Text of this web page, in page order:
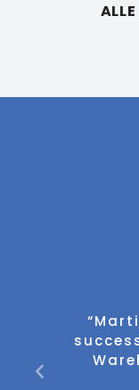
has been
launch of
System”